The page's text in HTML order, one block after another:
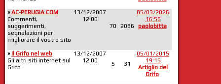
» AC-PERUGIA.COM
Commenti,
suggerimenti,
segnalazioni per
migliorare il vostro sito
13/12/2007
12:00
70
2086
05/03/2026
16:56
paolobitta
» Il Grifo nel web
Gli altri siti internet sul
Grifo
13/12/2007
12:00
5 31
05/01/2015
19:15
Artiglio del
Grifo